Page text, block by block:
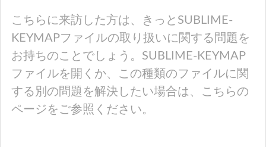
こちらに来訪した方は、きっとSUBLIME-
KEYMAPファイルの取り扱いに関する問題を
お持ちのことでしょう。SUBLIME-KEYMAP
ファイルを開くか、この種類のファイルに関
する別の問題を解決したい場合は、こちらの
ページをご参照ください。